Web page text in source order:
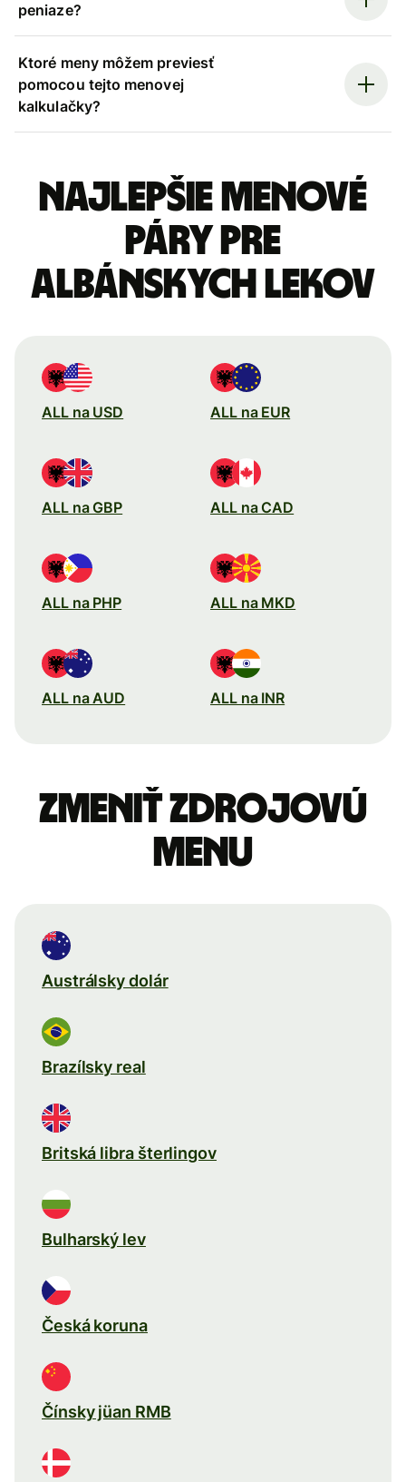
peniaze?
Ktoré meny môžem previesť
pomocou tejto menovej
kalkulačky?
Najlepšie menové
páry pre
Albánskych lekov
ALL na USD ALL na EUR
ALL na GBP ALL na CAD
ALL na PHP ALL na MKD
ALL na AUD ALL na INR
Zmeniť zdrojovú
menu
Austrálsky dolár
Brazílsky real
Britská libra šterlingov
Bulharský lev
Česká koruna
Čínsky jüan RMB